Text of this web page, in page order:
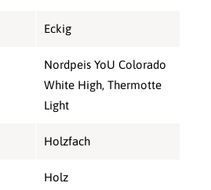
Eckig
Nordpeis YoU Colorado
White High, Thermotte
Light
Holzfach
Holz